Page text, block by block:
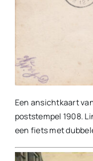
Een ansichtkaart
poststempel 1908.
een fiets met